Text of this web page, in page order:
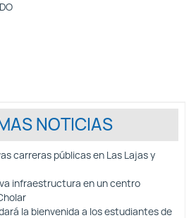
NOTICIAS
carreras públicas en Las Lajas y
infraestructura en un centro
la bienvenida a los estudiantes de